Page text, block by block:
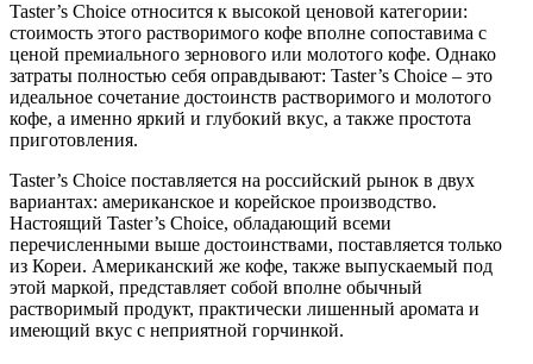
Taster’s Choice относится к высокой ценовой категории:
стоимость этого растворимого кофе вполне сопоставима с
ценой премиального зернового или молотого кофе. Однако
затраты полностью себя оправдывают: Taster’s Choice – это
идеальное сочетание достоинств растворимого и молотого
кофе, а именно яркий и глубокий вкус, а также простота
приготовления.
Taster’s Choice поставляется на российский рынок в двух
вариантах: американское и корейское производство.
Настоящий Taster’s Choice, обладающий всеми
перечисленными выше достоинствами, поставляется только
из Кореи. Американский же кофе, также выпускаемый под
этой маркой, представляет собой вполне обычный
растворимый продукт, практически лишенный аромата и
имеющий вкус с неприятной горчинкой.